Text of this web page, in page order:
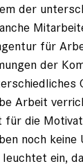
der
für
der
Arbeit
für die
noch
ein,